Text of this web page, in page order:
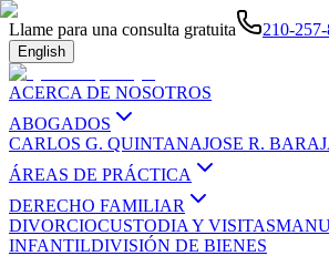
Llame para una consulta gratuita 210-
English
ACERCA DE NOSOTROS
ABOGADOS
CARLOS G. QUINTANAJOSE R.
ÁREAS DE PRÁCTICA
DERECHO FAMILIAR
DIVORCIOCUSTODIA Y VISITAS
INFANTILDIVISIÓN DE BIENES